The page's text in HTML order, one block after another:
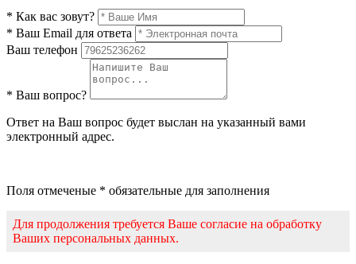
* Как вас зовут?
* Ваш Email для ответа
Ваш телефон
* Ваш вопрос?
Ответ на Ваш вопрос будет выслан на указанный вами
электронный адрес.
Поля отмеченые * обязательные для заполнения
Для продолжения требуется Ваше согласие на обработку
Ваших персональных данных.